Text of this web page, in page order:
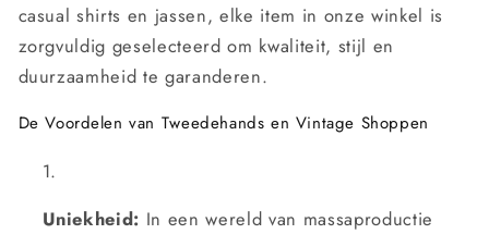
casual shirts en jassen, elke item in onze winkel is
zorgvuldig geselecteerd om kwaliteit, stijl en
duurzaamheid te garanderen.
De Voordelen van Tweedehands en Vintage Shoppen
Uniekheid: In een wereld van massaproductie